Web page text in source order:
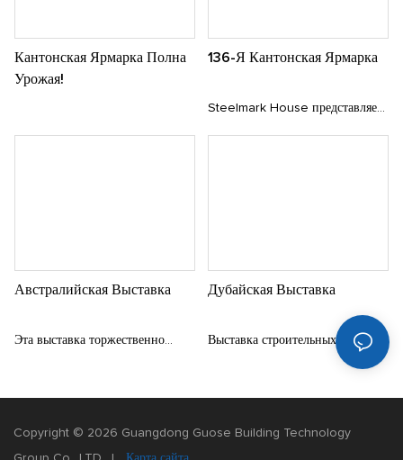
Кантонская Ярмарка Полна
Урожая!
136-Я Кантонская Ярмарка
Steelmark House представляет
новейшие модели проживания в
Австралийская Выставка
Эта выставка торжественно
участвовать, общаться и учиться
Дубайская Выставка
Выставка строительных
материалов для дома BDE в
материалам для домашнего
Copyright © 2026 Guangdong Guose Building Technology